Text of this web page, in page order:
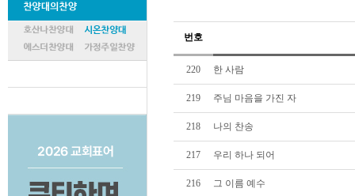
번호
220 한 사람
219 주님 마음을 가진 자
218 나의 찬송
217 우리 하나 되어
216 그 이름 예수